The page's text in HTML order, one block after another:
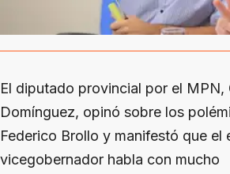
El diputado provincial por el MPN,
Domínguez, opinó sobre los
Federico Brollo y manifestó que el
vicegobernador habla con mucho